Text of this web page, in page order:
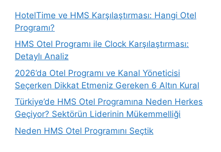
HotelTime ve HMS Karşılaştırması: Hangi Otel
Programı?
HMS Otel Programı ile Clock Karşılaştırması:
Detaylı Analiz
2026’da Otel Programı ve Kanal Yöneticisi
Seçerken Dikkat Etmeniz Gereken 6 Altın Kural
Türkiye’de HMS Otel Programına Neden Herkes
Geçiyor? Sektörün Liderinin Mükemmelliği
Neden HMS Otel Programını Seçtik